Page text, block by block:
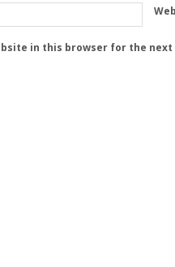
in this browser for the